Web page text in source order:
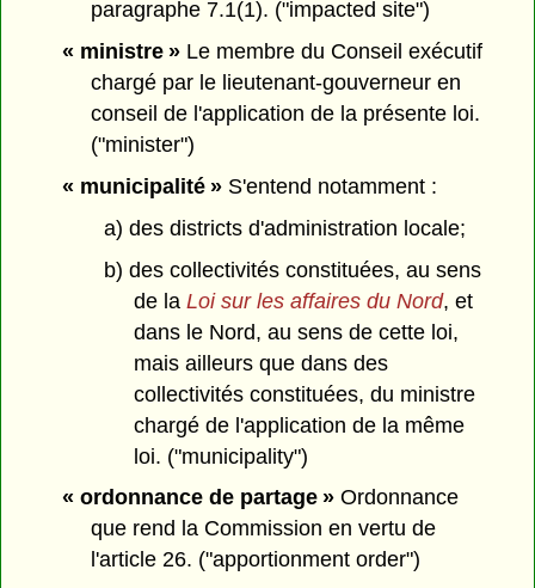
paragraphe 7.1(1). ("impacted site")
« ministre »Le membre du Conseil exécutif
chargé par le lieutenant-gouverneur en
conseil de l'application de la présente loi.
("minister")
« municipalité »S'entend notamment :
a) des districts d'administration locale;
b) des collectivités constituées, au sens
de la Loi sur les affaires du Nord, et
dans le Nord, au sens de cette loi,
mais ailleurs que dans des
collectivités constituées, du ministre
chargé de l'application de la même
loi. ("municipality")
« ordonnance de partage » Ordonnance
que rend la Commission en vertu de
l'article 26. ("apportionment order")